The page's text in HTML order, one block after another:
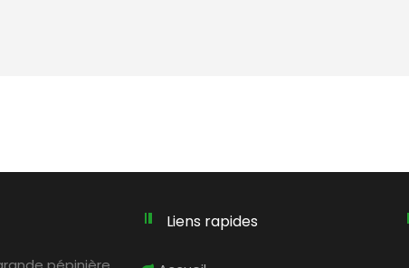
Liens rapides